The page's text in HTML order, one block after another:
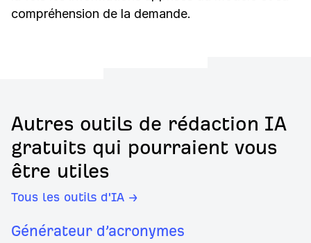
compréhension de la demande.
Autres outils de rédaction IA
gratuits qui pourraient vous
être utiles
Tous les outils d'IA →
Générateur d’acronymes